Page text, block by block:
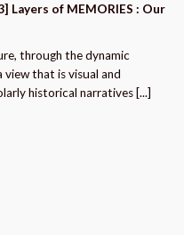
Layers of MEMORIES : Our
through the dynamic
view that is visual and
historical narratives [...]